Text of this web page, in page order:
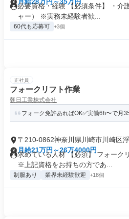
必要資格・経験 【必須条件】 ・介
ャー） ※実務未経験者歓...
60代も応募可 +3個
正社員
フォークリフト作業
朝日工業株式会社
フォーク免許あればOK✅実働6h〜で月
〒210-0862神奈川県川崎市川崎区
月給21万円～26万4000円
求めている人材 【必須】 フォーク
※上記資格をお持ちの方であ...
制服あり 業界未経験歓迎 +18個